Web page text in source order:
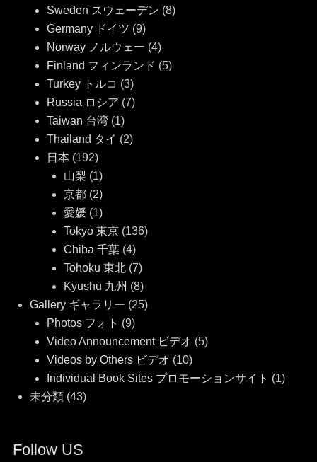
Sweden スウェーデン (8)
Germany ドイツ (9)
Norway ノルウェー (4)
Finland フィンランド (5)
Turkey トルコ (3)
Russia ロシア (7)
Taiwan 台湾(1)
Thailand タイ (2)
日本 (192)
山梨 (1)
京都(2)
愛媛(1)
Tokyo 東京(136)
Chiba 千葉(4)
Tohoku 東北(7)
Kyushu 九州 (8)
Gallery ギャラリー (25)
Photos フォト (9)
Video Announcement ビデオ (5)
Videos by Others ビデオ (10)
Individual Book Sites プロモーションサイト (1)
未分類(43)
Follow US